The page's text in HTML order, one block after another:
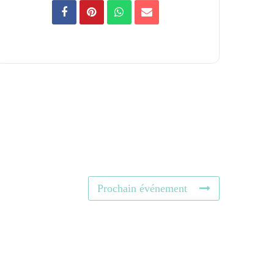
Prochain événement